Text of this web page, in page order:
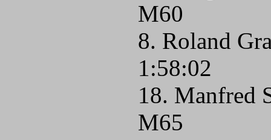
M60
8. Roland
1:58:02
18. Manfred
M65